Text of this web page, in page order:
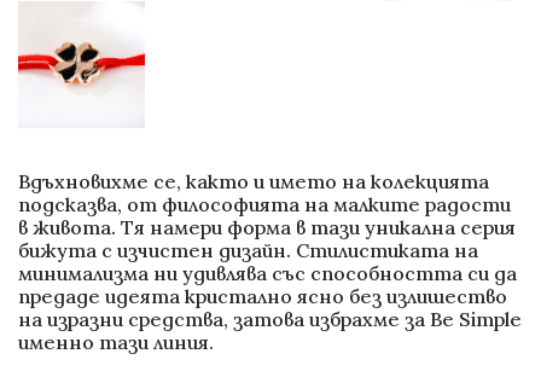
Вдъхновихме се, както и името на колекцията
подсказва, от философията на малките радости
в живота. Тя намери форма в тази уникална серия
бижута с изчистен дизайн. Стилистиката на
минимализма ни удивлява със способността си да
предаде идеята кристално ясно без излишество
на изразни средства, затова избрахме за Be Simple
именно тази линия.